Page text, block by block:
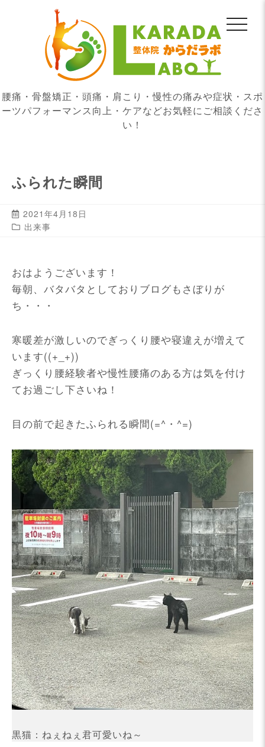
腰痛・骨盤矯正・頭痛・肩こり・慢性の痛みや症状・スポ
ーツパフォーマンス向上・ケアなどお気軽にご相談くださ
い！
ふられた瞬間
2021年4月18日
出来事
おはようございます！
毎朝、バタバタとしておりブログもさぼりが
ち・・・
寒暖差が激しいのでぎっくり腰や寝違えが増えて
います((+_+))
ぎっくり腰経験者や慢性腰痛のある方は気を付け
てお過ごし下さいね！
目の前で起きたふられる瞬間(=^・^=)
黒猫：ねぇねぇ君可愛いね～